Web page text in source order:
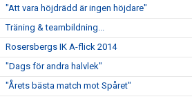
"Att vara höjdrädd är ingen höjdare"
Träning & teambildning...
Rosersbergs IK A-flick 2014
"Dags för andra halvlek"
"Årets bästa match mot Spåret"